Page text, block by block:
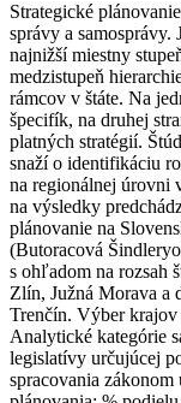
Strategické
správy a samosprávy.
najnižší miestny
medzistupeň
rámcov v štáte. Na
špecifík, na druhej
platných stratégií.
snaží o identifikáciu
na regionálnej úrovni
na výsledky
plánovanie na
(Butoracová
s ohľadom na rozsah
Zlín, Južná Morava a
Trenčín. Výber
Analytické kategórie
legislatívy určujúcej
spracovania